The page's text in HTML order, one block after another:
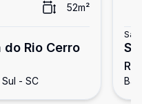
52m²
Rio Cerro
- SC
Sala